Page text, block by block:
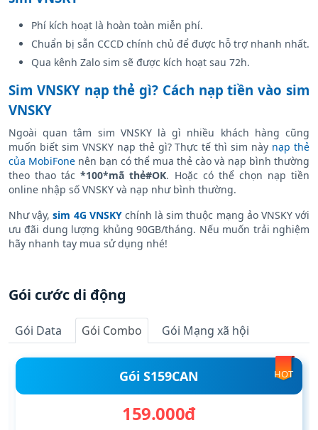
Phí kích hoạt là hoàn toàn miễn phí.
Chuẩn bị sẵn CCCD chính chủ để được hỗ trợ nhanh nhất.
Qua kênh Zalo sim sẽ được kích hoạt sau 72h.
Sim VNSKY nạp thẻ gì? Cách nạp tiền vào sim
VNSKY
Ngoài quan tâm sim VNSKY là gì nhiều khách hàng cũng
muốn biết sim VNSKY nạp thẻ gì? Thực tế thì sim này nạp thẻ
của MobiFone nên bạn có thể mua thẻ cào và nạp bình thường
theo thao tác*100*mã thẻ#OK. Hoặc có thể chọn nạp tiền
online nhập số VNSKY và nạp như bình thường.
Như vậy,sim 4G VNSKYchính là sim thuộc mạng ảo VNSKY với
ưu đãi dung lượng khủng 90GB/tháng. Nếu muốn trải nghiệm
hãy nhanh tay mua sử dụng nhé!
Gói cước di động
Gói Data Gói Combo Gói Mạng xã hội
HOT
Gói S159CAN
159.000đ